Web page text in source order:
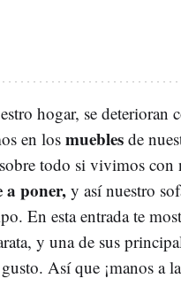
hogar, se deterioran
en losmuebles de
todo si vivimos con
a poner,y así nuestro
En esta entrada te
y una de sus
Así que ¡manos a